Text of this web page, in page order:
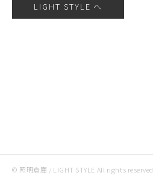
LIGHT STYLE へ
© 照明倉庫 / LIGHT STYLE All rights reserved.